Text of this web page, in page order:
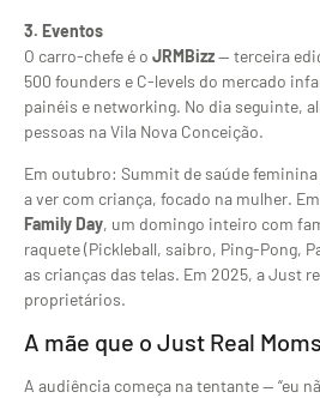
3. Eventos
O carro-chefe é o JRMBizz— terceira
500 founders e C-levels do mercado
painéis e networking. No dia seguinte,
pessoas na Vila Nova Conceição.
Em outubro: Summit de saúde
a ver com criança, focado na mulher.
Family Day, um domingo inteiro com
raquete (Pickleball, saibro, Ping-Pong,
as crianças das telas. Em 2025, a Just
proprietários.
A mãe que o Just Real
A audiência começa na tentante — “eu